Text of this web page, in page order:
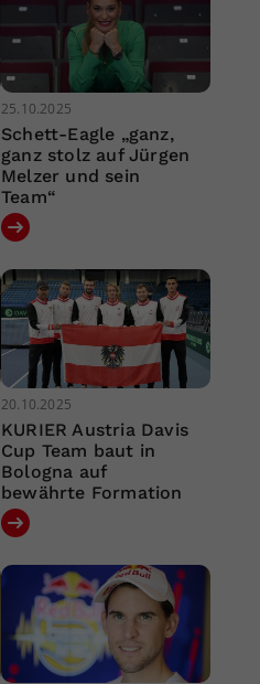
25.10.2025
Schett-Eagle „ganz,
ganz stolz auf Jürgen
Melzer und sein
Team“
20.10.2025
KURIER Austria Davis
Cup Team baut in
Bologna auf
bewährte Formation